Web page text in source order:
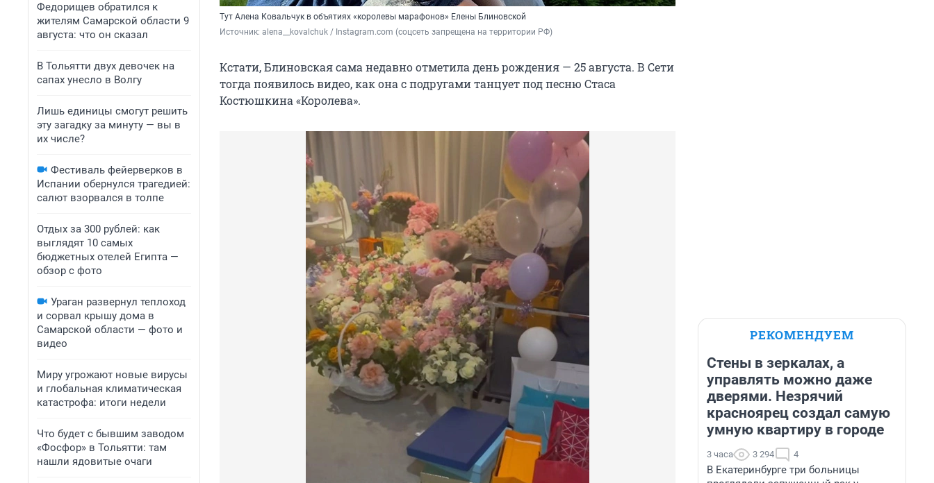
Федорищев обратился к
жителям Самарской области 9
августа: что он сказал
В Тольятти двух девочек на
сапах унесло в Волгу
Лишь единицы смогут решить
эту загадку за минуту — вы в
их числе?
Фестиваль фейерверков в
Испании обернулся трагедией:
салют взорвался в толпе
Отдых за 300 рублей: как
выглядят 10 самых
бюджетных отелей Египта —
обзор с фото
Ураган развернул теплоход
и сорвал крышу дома в
Самарской области — фото и
видео
Миру угрожают новые вирусы
и глобальная климатическая
катастрофа: итоги недели
Что будет с бывшим заводом
«Фосфор» в Тольятти: там
нашли ядовитые очаги
Тут Алена Ковальчук в объятиях «королевы марафонов» Елены Блиновской
Источник: alena__kovalchuk / Instаgrаm.com (соцсеть запрещена на территории РФ)
Кстати, Блиновская сама недавно отметила день рождения — 25 августа. В Сети
тогда появилось видео, как она с подругами танцует под песню Стаса
Костюшкина «Королева».
РЕКОМЕНДУЕМ
Стены в зеркалах, а
управлять можно даже
дверями. Незрячий
красноярец создал самую
умную квартиру в городе
3 часа 3 294 4
В Екатеринбурге три больницы